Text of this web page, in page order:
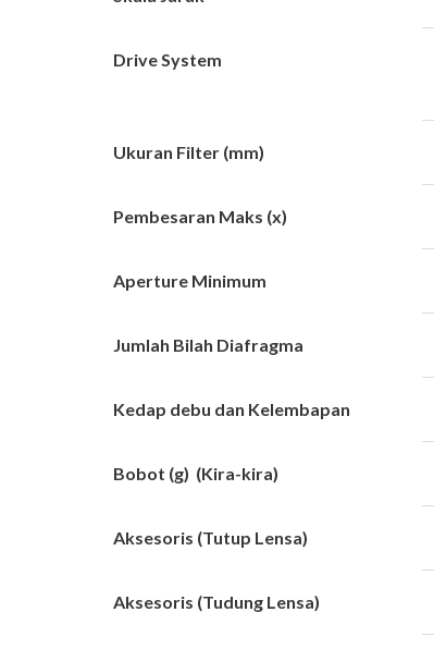
Drive System
Ukuran Filter (mm)
Pembesaran Maks (x)
Aperture Minimum
Jumlah Bilah Diafragma
Kedap debu dan Kelembapan
Bobot (g) (Kira-kira)
Aksesoris (Tutup Lensa)
Aksesoris (Tudung Lensa)